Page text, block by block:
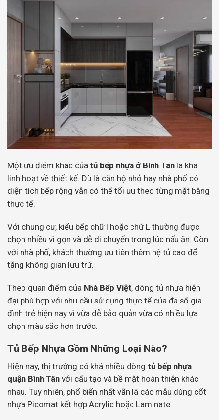
Một ưu điểm khác của tủ bếp nhựa ở Bình Tân là khá
linh hoạt về thiết kế. Dù là căn hộ nhỏ hay nhà phố có
diện tích bếp rộng vẫn có thể tối ưu theo từng mặt bằng
thực tế.
Với chung cư, kiểu bếp chữ I hoặc chữ L thường được
chọn nhiều vì gọn và dễ di chuyển trong lúc nấu ăn. Còn
với nhà phố, khách thường ưu tiên thêm hệ tủ cao để
tăng không gian lưu trữ.
Theo quan điểm của Nhà Bếp Việt, dòng tủ nhựa hiện
đại phù hợp với nhu cầu sử dụng thực tế của đa số gia
đình trẻ hiện nay vì vừa dễ bảo quản vừa có nhiều lựa
chọn màu sắc hơn trước.
Tủ Bếp Nhựa Gồm Những Loại Nào?
Hiện nay, thị trường có khá nhiều dòng tủ bếp nhựa
quận Bình Tân với cấu tạo và bề mặt hoàn thiện khác
nhau. Tuy nhiên, phổ biến nhất vẫn là các mẫu dùng cốt
nhựa Picomat kết hợp Acrylic hoặc Laminate.